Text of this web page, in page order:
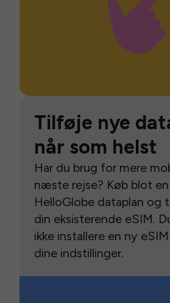
Tilføje nye
når som helst
Har du brug for mere
næste rejse? Køb blot
HelloGlobe dataplan og
din eksisterende eSIM.
ikke installere en ny
dine indstillinger.